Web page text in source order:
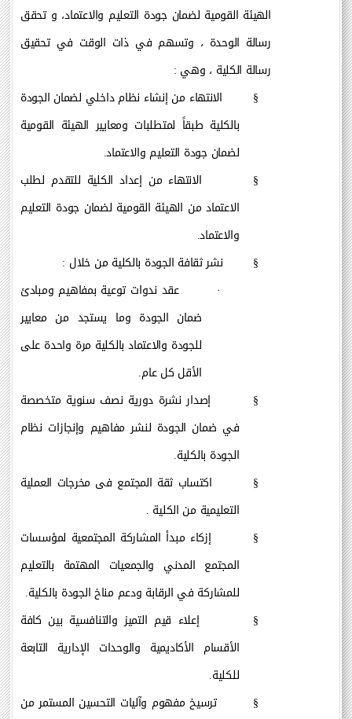
الهيئة القومية لضمان جودة التعليم والاعتماد، و تحقق
رسالة الوحدة ، وتسهم في ذات الوقت في تحقيق
رسالة الكلية ، وهي :
§
الانتهاء من إنشاء نظام داخلي لضمان الجودة
بالكلية طبقاً لمتطلبات ومعايير الهيئة القومية
لضمان جودة التعليم والاعتماد.
§
الانتهاء من إعداد الكلية للتقدم لطلب
الاعتماد من الهيئة القومية لضمان جودة التعليم
والاعتماد.
§
نشر ثقافة الجودة بالكلية من خلال :
·
عقد ندوات توعية بمفاهيم ومبادئ
ضمان الجودة وما يستجد من معايير
للجودة والاعتماد بالكلية مرة واحدة على
الأقل كل عام.
§
إصدار نشرة دورية نصف سنوية متخصصة
في ضمان الجودة لنشر مفاهيم وإنجازات نظام
الجودة بالكلية.
§
اكتساب ثقة المجتمع فى مخرجات العملية
التعليمية من الكلية .
§
إزكاء مبدأ المشاركة المجتمعية لمؤسسات
المجتمع المدني والجمعيات المهتمة بالتعليم
للمشاركة في الرقابة ودعم مناخ الجودة بالكلية.
§
إعلاء قيم التميز والتنافسية بين كافة
الأقسام الأكاديمية والوحدات الإدارية التابعة
للكلية.
§
ترسيخ مفهوم وآليات التحسين المستمر من